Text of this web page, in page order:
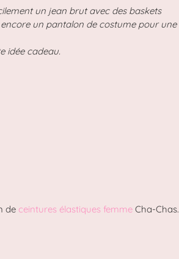
un jean brut avec des baskets
un pantalon de costume pour une
idée cadeau.
de ceintures élastiques femme Cha-Chas.